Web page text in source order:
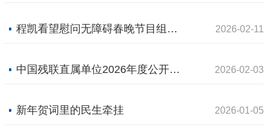
程凯看望慰问无障碍春晚节目组的中国残疾人艺术团演职员 2026-02-11
中国残联直属单位2026年度公开招聘应届高校毕业生公告 2026-02-03
新年贺词里的民生牵挂 2026-01-05